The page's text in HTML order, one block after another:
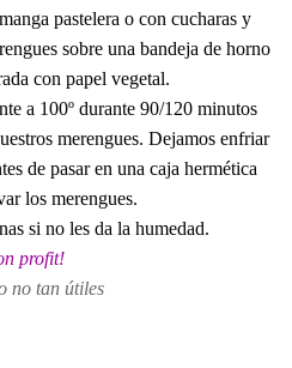
pastelera o con cucharas y
sobre una bandeja de horno
con papel vegetal.
a 100º durante 90/120 minutos
merengues. Dejamos enfriar
de pasar en una caja hermética
los merengues.
si no les da la humedad.
profit!
no tan útiles